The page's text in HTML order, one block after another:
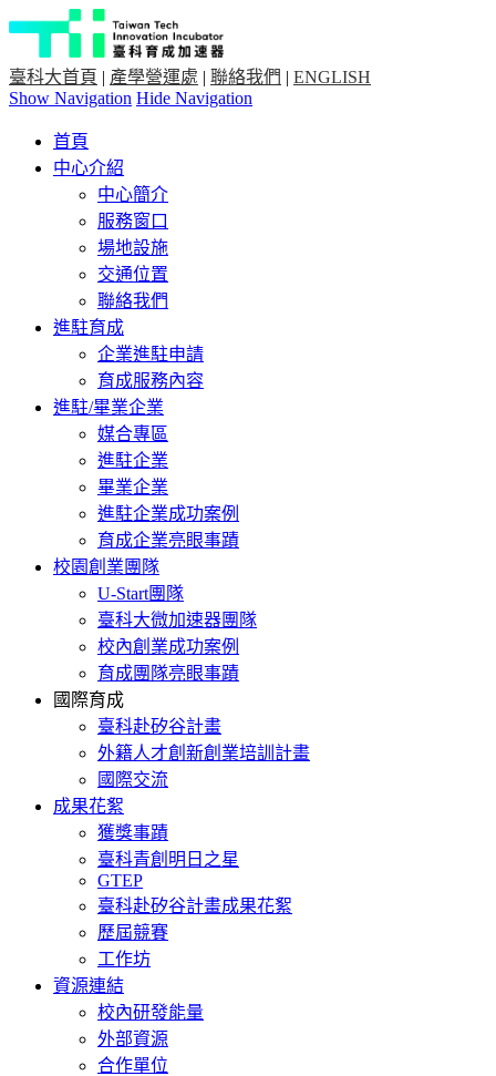
臺科大首頁 | 產學營運處 | 聯絡我們 | ENGLISH
Show Navigation Hide Navigation
首頁
中心介紹
中心簡介
服務窗口
場地設施
交通位置
聯絡我們
進駐育成
企業進駐申請
育成服務內容
進駐/畢業企業
媒合專區
進駐企業
畢業企業
進駐企業成功案例
育成企業亮眼事蹟
校園創業團隊
U-Start團隊
臺科大微加速器團隊
校內創業成功案例
育成團隊亮眼事蹟
國際育成
臺科赴矽谷計畫
外籍人才創新創業培訓計畫
國際交流
成果花絮
獲獎事蹟
臺科青創明日之星
GTEP
臺科赴矽谷計畫成果花絮
歷屆競賽
工作坊
資源連結
校內研發能量
外部資源
合作單位